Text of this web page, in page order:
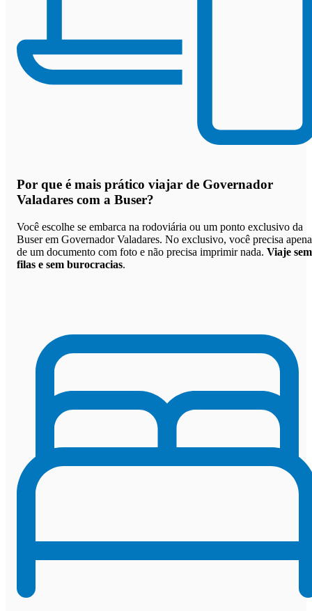
Por que é mais prático viajar de Governador
Valadares com a Buser?
Você escolhe se embarca na rodoviária ou um ponto exclusivo da
Buser em Governador Valadares. No exclusivo, você precisa
de um documento com foto e não precisa imprimir nada. Viaje sem
filas e sem burocracias.